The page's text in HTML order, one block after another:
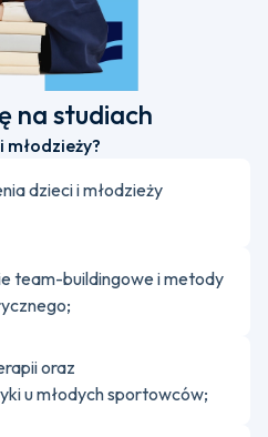
na studiach
dzieci i młodzieży
team-buildingowe i metody
oraz
u młodych sportowców;